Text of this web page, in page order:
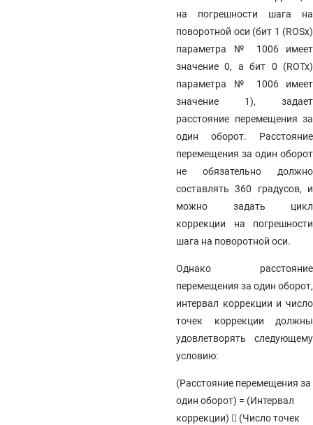
на погрешности шага на
поворотной оси (бит 1 (ROSx)
параметра № 1006 имеет
значение 0, а бит 0 (ROTx)
параметра № 1006 имеет
значение 1), задает
расстояние перемещения за
один оборот. Расстояние
перемещения за один оборот
не обязательно должно
составлять 360 градусов, и
можно задать цикл
коррекции на погрешности
шага на поворотной оси.
Однако расстояние
перемещения за один оборот,
интервал коррекции и число
точек коррекции должны
удовлетворять следующему
условию:
(Расстояние перемещения за
один оборот) = (Интервал
коррекции)  (Число точек